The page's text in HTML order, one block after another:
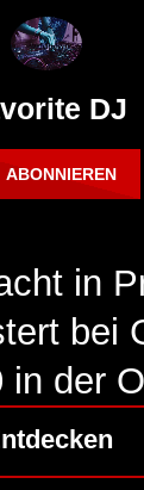
DJ
in
bei
in der